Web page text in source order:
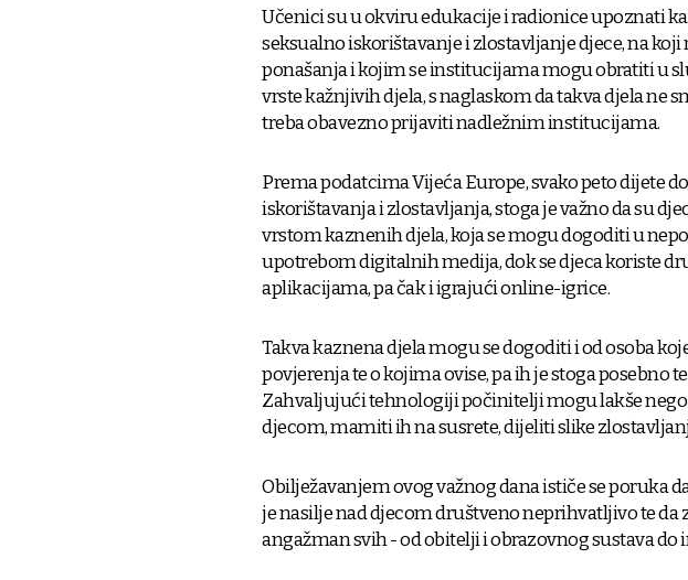
Učenici su u okviru edukacije i radionice upoznati
seksualno iskorištavanje i zlostavljanje djece, na
ponašanja i kojim se institucijama mogu obratiti u
vrste kažnjivih djela, s naglaskom da takva djela ne
treba obavezno prijaviti nadležnim institucijama.
Prema podatcima Vijeća Europe, svako peto dijete
iskorištavanja i zlostavljanja, stoga je važno da su
vrstom kaznenih djela, koja se mogu dogoditi u
upotrebom digitalnih medija, dok se djeca koriste
aplikacijama, pa čak i igrajući online-igrice.
Takva kaznena djela mogu se dogoditi i od osoba
povjerenja te o kojima ovise, pa ih je stoga posebno
Zahvaljujući tehnologiji počinitelji mogu lakše
djecom, mamiti ih na susrete, dijeliti slike
Obilježavanjem ovog važnog dana ističe se poruka
je nasilje nad djecom društveno neprihvatljivo te da
angažman svih - od obitelji i obrazovnog sustava